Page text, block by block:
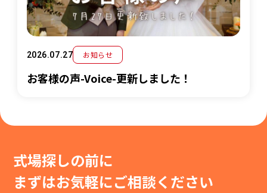
2026.07.27 お知らせ
お客様の声-Voice-更新しました！
式場探しの前に
まずはお気軽にご相談ください